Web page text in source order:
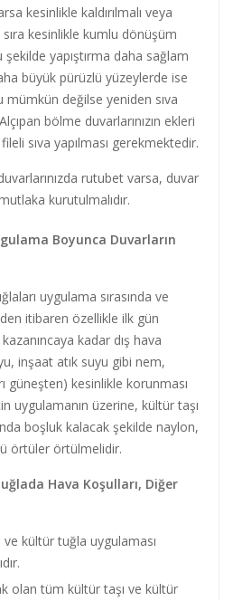
kesinlikle kaldırılmalı veya
sıra kesinlikle kumlu dönüşüm
şekilde yapıştırma daha sağlam
büyük pürüzlü yüzeylerde ise
mümkün değilse yeniden sıva
bölme duvarlarınızın ekleri
sıva yapılması gerekmektedir.
rutubet varsa, duvar
kurutulmalıdır.
Boyunca Duvarların
uygulama sırasında ve
itibaren özellikle ilk gün
kadar dış hava
inşaat atık suyu gibi nem,
güneşten) kesinlikle korunması
uygulamanın üzerine, kültür taşı
boşluk kalacak şekilde naylon,
örtüler örtülmelidir.
Hava Koşulları, Diğer
ve kültür tuğla uygulaması
olan tüm kültür taşı ve kültür